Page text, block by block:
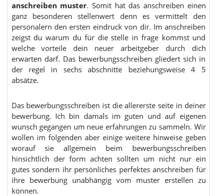
anschreiben muster. Somit hat das anschreiben einen
ganz besonderen stellenwert denn es vermittelt den
personalern den ersten eindruck von dir. Im anschreiben
zeigst du warum du für die stelle in frage kommst und
welche vorteile dein neuer arbeitgeber durch dich
erwarten darf. Das bewerbungsschreiben gliedert sich in
der regel in sechs abschnitte beziehungsweise 4 5
absätze.
Das bewerbungsschreiben ist die allererste seite in deiner
bewerbung. Ich bin damals im guten und auf eigenen
wunsch gegangen um neue erfahrungen zu sammeln. Wir
wollen im folgenden aber einige weitere hinweise geben
worauf sie allgemein beim bewerbungsschreiben
hinsichtlich der form achten sollten um nicht nur ein
gutes sondern ihr persönliches perfektes anschreiben für
ihre bewerbung unabhängig vom muster erstellen zu
können.